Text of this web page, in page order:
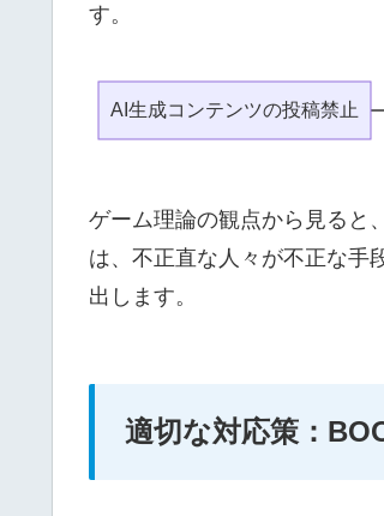
す。
AI生成コンテンツの投稿禁止
ゲーム理論の観点から見ると
は、不正直な人々が不正な手
出します。
適切な対応策：